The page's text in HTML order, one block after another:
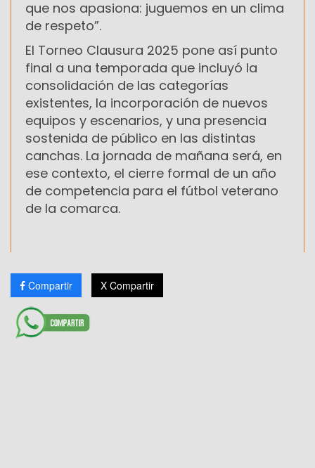
que nos apasiona: juguemos en un clima
de respeto”.
El Torneo Clausura 2025 pone así punto
final a una temporada que incluyó la
consolidación de las categorías
existentes, la incorporación de nuevos
equipos y escenarios, y una presencia
sostenida de público en las distintas
canchas. La jornada de mañana será, en
ese contexto, el cierre formal de un año
de competencia para el fútbol veterano
de la comarca.
Compartir X Compartir